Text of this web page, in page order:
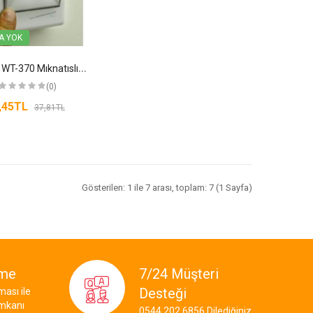
YOK
W
atton WT-370 Mıknatıslı Duvar Lamba
(0)
37,81TL
Gösterilen: 1 ile 7 arası, toplam: 7 (1 Sayfa)
ile
7/24 Müşteri
Desteği
0544 202 6856 Dilediğiniz